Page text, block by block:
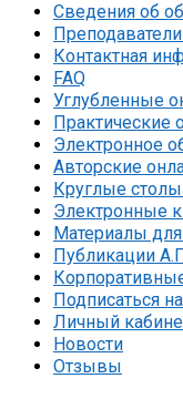
Сведения об
Контактная
FAQ
Углубленные
Практические
Электронное
Авторские
Круглые
Электронные
Материалы
Публикации
Подписаться
Личный
Новости
Отзывы